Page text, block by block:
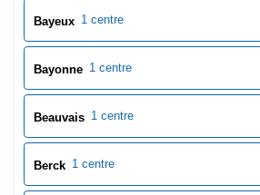
Beuvry 1 centre
Béziers 1 centre
Blois 1 centre
Bois-Guillaume